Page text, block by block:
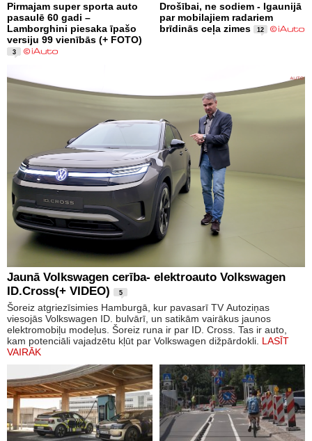
Pirmajam super sporta auto
pasaulē 60 gadi –
Lamborghini piesaka īpašo
versiju 99 vienībās (+ FOTO)
3
Drošībai, ne sodiem - Igaunijā
par mobilajiem radariem
brīdinās ceļa zimes
12
Jaunā Volkswagen cerība- elektroauto Volkswagen
ID.Cross(+ VIDEO)
5
Šoreiz atgriezīsimies Hamburgā, kur pavasarī TV Autoziņas
viesojās Volkswagen ID. bulvārī, un satikām vairākus jaunos
elektromobiļu modeļus. Šoreiz runa ir par ID. Cross. Tas ir auto,
kam potenciāli vajadzētu kļūt par Volkswagen dižpārdokli. LASĪT
VAIRĀK